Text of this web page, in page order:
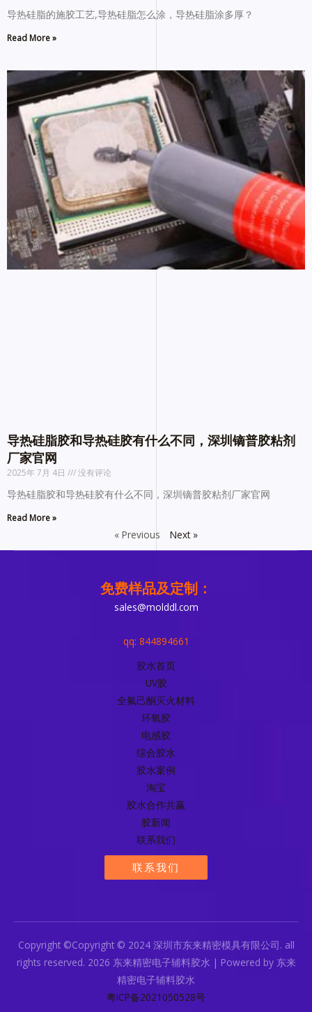
导热硅脂的施胶工艺,导热硅脂怎么涂，导热硅脂涂多厚？
Read More »
导热硅脂胶和导热硅胶有什么不同，深圳镝普胶粘剂
厂家官网
2025年 7月 4日 没有评论
导热硅脂胶和导热硅胶有什么不同，深圳镝普胶粘剂厂家官网
Read More »
« Previous Next »
免费样品及定制：
sales@molddl.com
qq: 844894661
胶水首页
UV胶
全氟己酮灭火材料
环氧胶
电感胶
综合胶水
胶水案例
淘宝
胶水合作共赢
胶新闻
联系我们
联系我们
Copyright ©Copyright © 2024 深圳市东来精密模具有限公司. all
rights reserved. 2026 东来精密电子辅料胶水 | Powered by 东来
精密电子辅料胶水
粤ICP备2021050528号